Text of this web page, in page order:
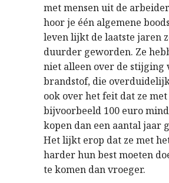
met mensen uit de
hoor je één algemene
leven lijkt de laatste jaren
duurder geworden. Ze
niet alleen over de stijging
brandstof, die
ook over het feit dat ze met
bijvoorbeeld 100 euro
kopen dan een aantal jaar
Het lijkt erop dat ze met
harder hun best moeten
te komen dan vroeger.